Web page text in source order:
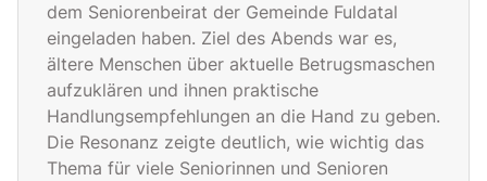
dem Seniorenbeirat der Gemeinde Fuldatal
eingeladen haben. Ziel des Abends war es,
ältere Menschen über aktuelle Betrugsmaschen
aufzuklären und ihnen praktische
Handlungsempfehlungen an die Hand zu geben.
Die Resonanz zeigte deutlich, wie wichtig das
Thema für viele Seniorinnen und Senioren